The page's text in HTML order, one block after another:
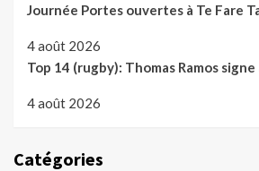
Journée Portes ouvertes à Te Fare
4 août 2026
Top 14 (rugby): Thomas Ramos signe
4 août 2026
Catégories